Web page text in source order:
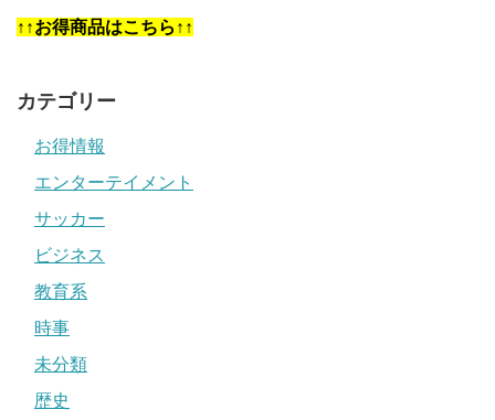
↑↑お得商品はこちら↑↑
カテゴリー
お得情報
エンターテイメント
サッカー
ビジネス
教育系
時事
未分類
歴史